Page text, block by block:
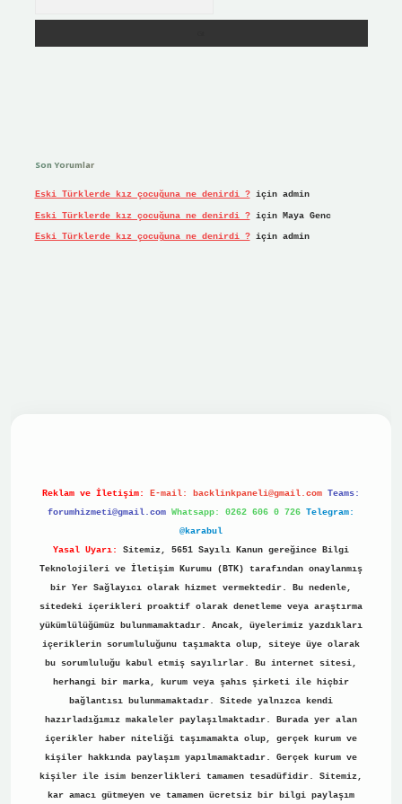
Son Yorumlar
Eski Türklerde kız çocuğuna ne denirdi ?için admin
Eski Türklerde kız çocuğuna ne denirdi ?için Maya Genc
Eski Türklerde kız çocuğuna ne denirdi ?için admin
Reklam ve İletişim: E-mail: backlinkpaneli@gmail.com Teams:
forumhizmeti@gmail.com Whatsapp: 0262 606 0 726 Telegram:
@karabul
Yasal Uyarı:
Sitemiz, 5651 Sayılı Kanun gereğince Bilgi
Teknolojileri ve İletişim Kurumu (BTK) tarafından onaylanmış
bir Yer Sağlayıcı olarak hizmet vermektedir. Bu nedenle,
sitedeki içerikleri proaktif olarak denetleme veya araştırma
yükümlülüğümüz bulunmamaktadır. Ancak, üyelerimiz yazdıkları
içeriklerin sorumluluğunu taşımakta olup, siteye üye olarak
bu sorumluluğu kabul etmiş sayılırlar. Bu internet sitesi,
herhangi bir marka, kurum veya şahıs şirketi ile hiçbir
bağlantısı bulunmamaktadır. Sitede yalnızca kendi
hazırladığımız makaleler paylaşılmaktadır. Burada yer alan
içerikler haber niteliği taşımamakta olup, gerçek kurum ve
kişiler hakkında paylaşım yapılmamaktadır. Gerçek kurum ve
kişiler ile isim benzerlikleri tamamen tesadüfidir. Sitemiz,
kar amacı gütmeyen ve tamamen ücretsiz bir bilgi paylaşım